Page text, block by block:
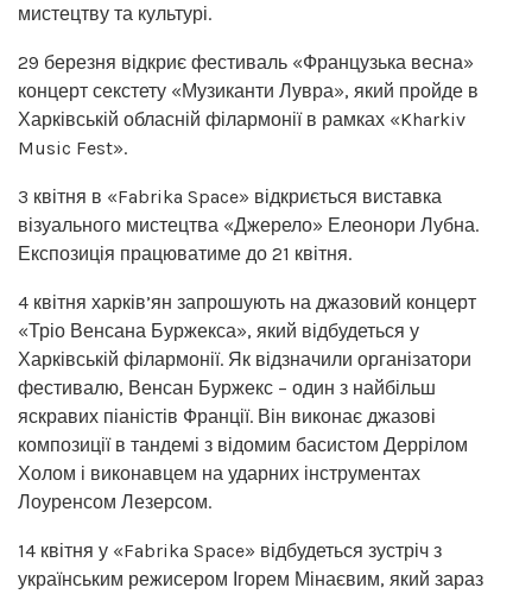
мистецтву та культурі.
29 березня відкриє фестиваль «Французька весна»
концерт секстету «Музиканти Лувра», який пройде в
Харківській обласній філармонії в рамках «Kharkiv
Music Fest».
3 квітня в «Fabrika Space» відкриється виставка
візуального мистецтва «Джерело» Елеонори Лубна.
Експозиція працюватиме до 21 квітня.
4 квітня харків’ян запрошують на джазовий концерт
«Тріо Венсана Буржекса», який відбудеться у
Харківській філармонії. Як відзначили організатори
фестивалю, Венсан Буржекс – один з найбільш
яскравих піаністів Франції. Він виконає джазові
композиції в тандемі з відомим басистом Деррілом
Холом і виконавцем на ударних інструментах
Лоуренсом Лезерсом.
14 квітня у «Fabrika Space» відбудеться зустріч з
українським режисером Ігорем Мінаєвим, який зараз